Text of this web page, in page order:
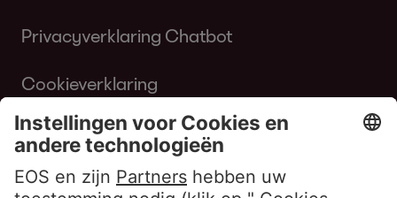
Privacyverklaring Chatbot
Cookieverklaring
Gebruiksvoorwaarden Website
Klokkenluiderbeleid EOS Contentia